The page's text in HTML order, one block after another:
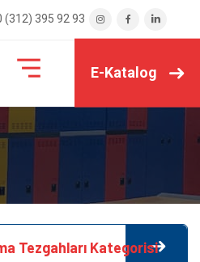
(312) 395 92 93
E-Katalog
Tezgahları Kategorisi